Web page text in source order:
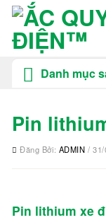
Bỏ
nội
Danh mục
Pin
Đăng Bởi: ADMIN/ 31/
Pin lithium xe